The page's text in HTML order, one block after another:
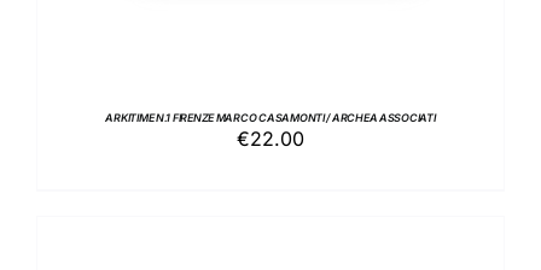
ARKITIME N.1 FIRENZE MARCO CASAMONTI / ARCHEA ASSOCIATI
€22.00